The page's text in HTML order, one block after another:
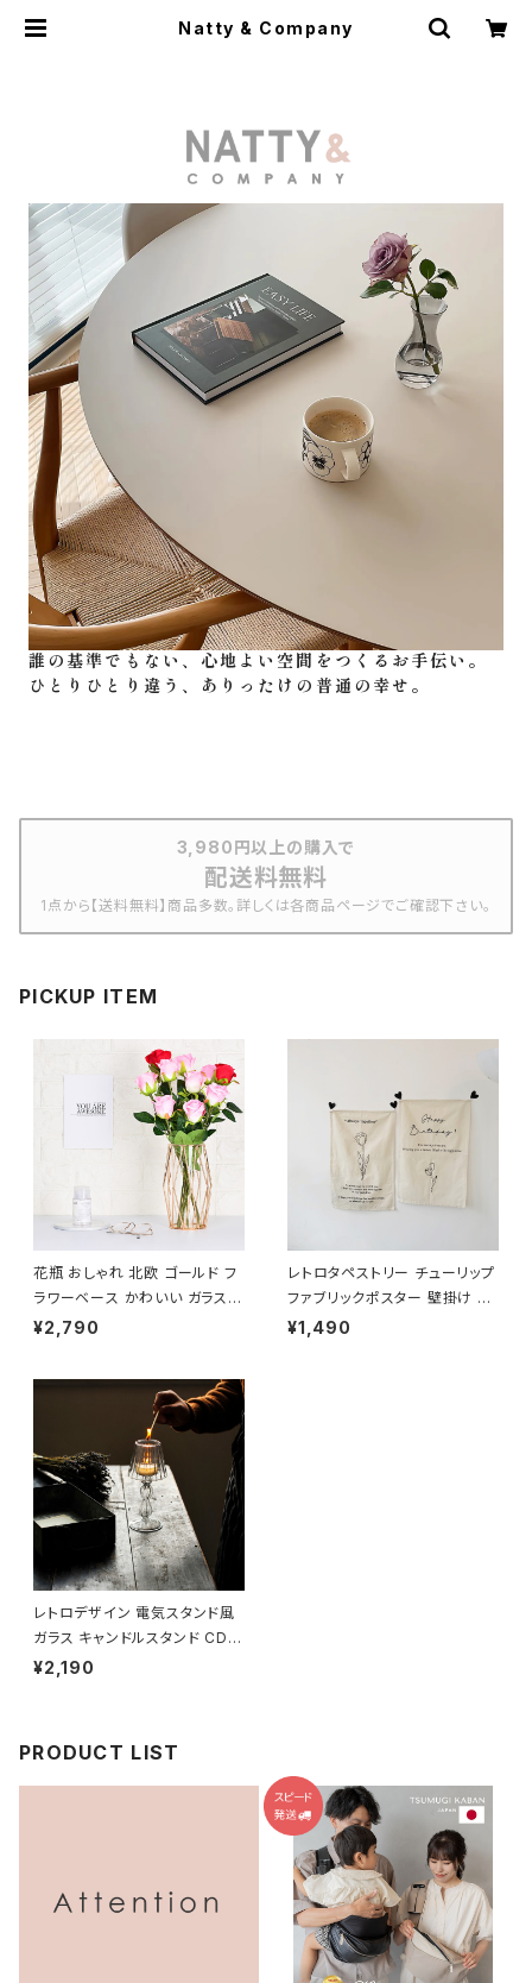
Natty & Company
誰の基準でもない、心地よい空間をつくるお手伝い。
ひとりひとり違う、ありったけの普通の幸せ。
3,980円以上の購入で
配送料無料
1点から【送料無料】商品多数。詳しくは各商品ページでご確認下さい。
PICKUP ITEM
花瓶 おしゃれ 北欧 ゴールド フ
ラワーベース かわいい ガラス N
TFV002
¥2,790
レトロタペストリー チューリップ
ファブリックポスター 壁掛け T
PST001
¥1,490
レトロデザイン 電気スタンド風
ガラス キャンドルスタンド CDS
T001
¥2,190
PRODUCT LIST